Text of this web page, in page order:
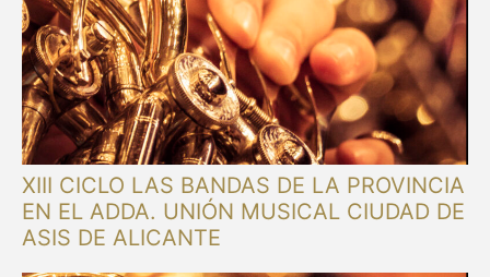
XIII CICLO LAS BANDAS DE LA PROVINCIA
EN EL ADDA. UNIÓN MUSICAL CIUDAD DE
ASIS DE ALICANTE